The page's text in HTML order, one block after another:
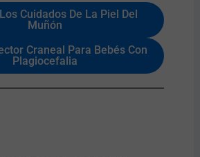
Cuidados De La Piel Del
Muñón
Craneal Para Bebés Con
Plagiocefalia